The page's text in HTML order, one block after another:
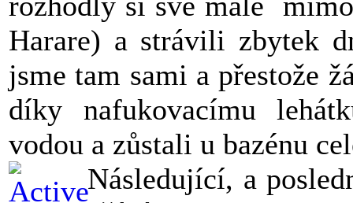
Harare) a strávili zbytek
jsme tam sami a přestože
díky nafukovacímu
vodou a zůstali u bazénu
Následující, a